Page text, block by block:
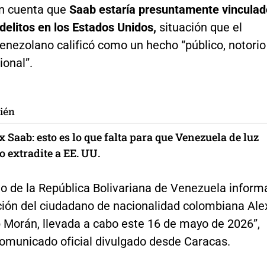
cuenta que Saab estaría presuntamente
en los Estados Unidos, situación que el
calificó como un hecho “público,
Saab: esto es lo que falta para que Venezuela de luz
extradite a EE. UU.
de la República Bolivariana de Venezuela
del ciudadano de nacionalidad colombiana
llevada a cabo este 16 de mayo de 2026”,
oficial divulgado desde Caracas.